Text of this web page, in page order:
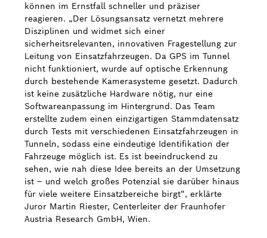
können im Ernstfall schneller und präziser
reagieren. „Der Lösungsansatz vernetzt mehrere
Disziplinen und widmet sich einer
sicherheitsrelevanten, innovativen Fragestellung zur
Leitung von Einsatzfahrzeugen. Da GPS im Tunnel
nicht funktioniert, wurde auf optische Erkennung
durch bestehende Kamerasysteme gesetzt. Dadurch
ist keine zusätzliche Hardware nötig, nur eine
Softwareanpassung im Hintergrund. Das Team
erstellte zudem einen einzigartigen Stammdatensatz
durch Tests mit verschiedenen Einsatzfahrzeugen in
Tunneln, sodass eine eindeutige Identifikation der
Fahrzeuge möglich ist. Es ist beeindruckend zu
sehen, wie nah diese Idee bereits an der Umsetzung
ist – und welch großes Potenzial sie darüber hinaus
für viele weitere Einsatzbereiche birgt“, erklärte
Juror Martin Riester, Centerleiter der Fraunhofer
Austria Research GmbH, Wien.